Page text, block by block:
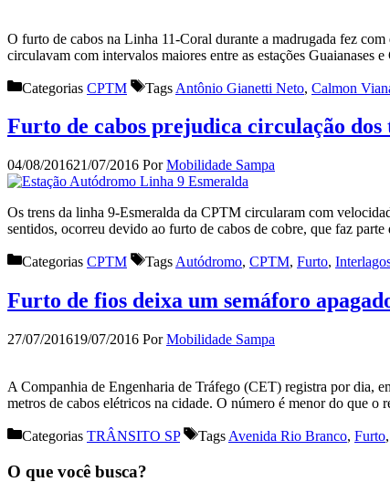
O furto de cabos na Linha 11-Coral durante a madrugada fez
circulavam com intervalos maiores entre as estações
Categorias CPTM Tags Antônio Gianetti Neto, Calmon
Furto de cabos prejudica circulação
04/08/201621/07/2016 PorMobilidade Sampa
Os trens da linha 9-Esmeralda da CPTM circularam com
sentidos, ocorreu devido ao furto de cabos de cobre, que faz
Categorias CPTM Tags Autódromo, CPTM, Furto,
Furto de fios deixa um semáforo
27/07/201619/07/2016 PorMobilidade Sampa
A Companhia de Engenharia de Tráfego (CET) registra por dia,
metros de cabos elétricos na cidade. O número é menor do que
Categorias TRÂNSITO SP Tags Avenida Rio Branco, Furto,
O que você busca?